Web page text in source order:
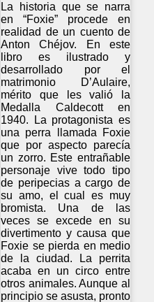
La historia que se narra
en “Foxie” procede en
realidad de un cuento de
Anton Chéjov. En este
libro es ilustrado y
desarrollado por el
matrimonio D’Aulaire,
mérito que les valió la
Medalla Caldecott en
1940. La protagonista es
una perra llamada Foxie
que por aspecto parecía
un zorro. Este entrañable
personaje vive todo tipo
de peripecias a cargo de
su amo, el cual es muy
bromista. Una de las
veces se excede en su
divertimento y causa que
Foxie se pierda en medio
de la ciudad. La perrita
acaba en un circo entre
otros animales. Aunque al
principio se asusta, pronto